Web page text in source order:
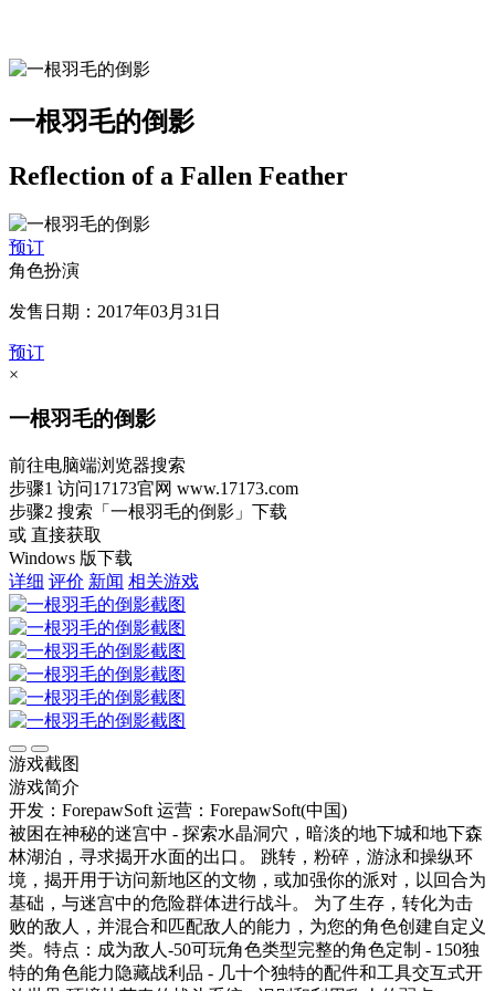
一根羽毛的倒影
Reflection of a Fallen Feather
预订
角色扮演
发售日期：2017年03月31日
预订
×
一根羽毛的倒影
前往电脑端浏览器搜索
步骤1 访问17173官网 www.17173.com
步骤2 搜索 「一根羽毛的倒影」 下载
或 直接获取
Windows 版下载
详细 评价 新闻 相关游戏
游戏截图
游戏简介
开发：ForepawSoft 运营：ForepawSoft(中国)
被困在神秘的迷宫中 - 探索水晶洞穴，暗淡的地下城和地下森
林湖泊，寻求揭开水面的出口。 跳转，粉碎，游泳和操纵环
境，揭开用于访问新地区的文物，或加强你的派对，以回合为
基础，与迷宫中的危险群体进行战斗。 为了生存，转化为击
败的敌人，并混合和匹配敌人的能力，为您的角色创建自定义
类。特点：成为敌人-50可玩角色类型完整的角色定制 - 150独
特的角色能力隐藏战利品 - 几十个独特的配件和工具交互式开